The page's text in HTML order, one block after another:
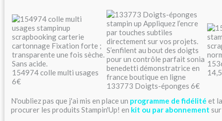
154974 colle multi usages
6€
133773 Doigts-éponges 6€
N'oubliez pas que j'ai mis en place un programme de fidélité et
procurer les produits Stampin'Up! en kit ou par abonnement